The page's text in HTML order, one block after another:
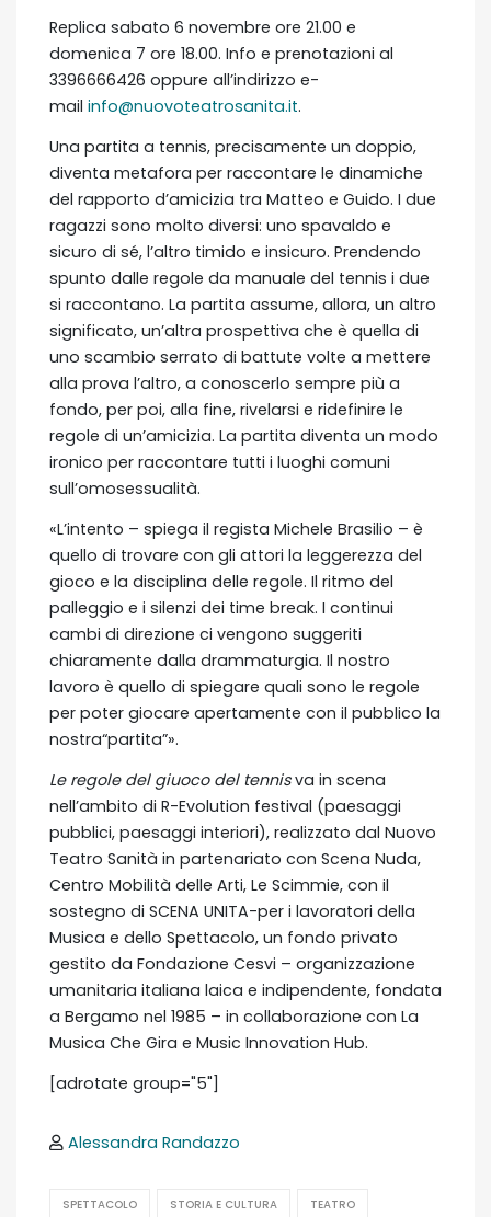
Replica sabato 6 novembre ore 21.00 e
domenica 7 ore 18.00. Info e prenotazioni al
3396666426 oppure all’indirizzo e-
mail info@nuovoteatrosanita.it.
Una partita a tennis, precisamente un doppio,
diventa metafora per raccontare le dinamiche
del rapporto d’amicizia tra Matteo e Guido. I due
ragazzi sono molto diversi: uno spavaldo e
sicuro di sé, l’altro timido e insicuro. Prendendo
spunto dalle regole da manuale del tennis i due
si raccontano. La partita assume, allora, un altro
significato, un’altra prospettiva che è quella di
uno scambio serrato di battute volte a mettere
alla prova l’altro, a conoscerlo sempre più a
fondo, per poi, alla fine, rivelarsi e ridefinire le
regole di un’amicizia. La partita diventa un modo
ironico per raccontare tutti i luoghi comuni
sull’omosessualità.
«L’intento – spiega il regista Michele Brasilio – è
quello di trovare con gli attori la leggerezza del
gioco e la disciplina delle regole. Il ritmo del
palleggio e i silenzi dei time break. I continui
cambi di direzione ci vengono suggeriti
chiaramente dalla drammaturgia. Il nostro
lavoro è quello di spiegare quali sono le regole
per poter giocare apertamente con il pubblico la
nostra“partita”».
Le regole del giuoco del tennisva in scena
nell’ambito di R-Evolution festival (paesaggi
pubblici, paesaggi interiori), realizzato dal Nuovo
Teatro Sanità in partenariato con Scena Nuda,
Centro Mobilità delle Arti, Le Scimmie, con il
sostegno di SCENA UNITA-per i lavoratori della
Musica e dello Spettacolo, un fondo privato
gestito da Fondazione Cesvi – organizzazione
umanitaria italiana laica e indipendente, fondata
a Bergamo nel 1985 – in collaborazione con La
Musica Che Gira e Music Innovation Hub.
[adrotate group="5"]
Alessandra Randazzo
SPETTACOLO STORIA E CULTURA TEATRO